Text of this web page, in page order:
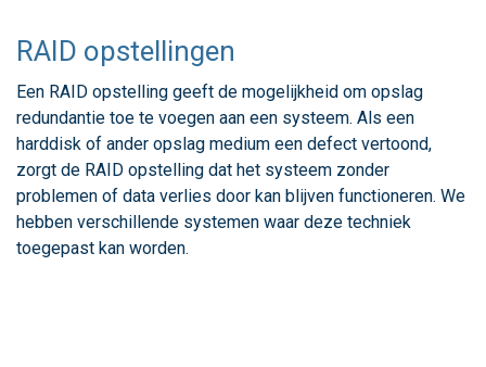
RAID opstellingen
Een RAID opstelling geeft de mogelijkheid om opslag
redundantie toe te voegen aan een systeem. Als een
harddisk of ander opslag medium een defect vertoond,
zorgt de RAID opstelling dat het systeem zonder
problemen of data verlies door kan blijven functioneren. We
hebben verschillende systemen waar deze techniek
toegepast kan worden.